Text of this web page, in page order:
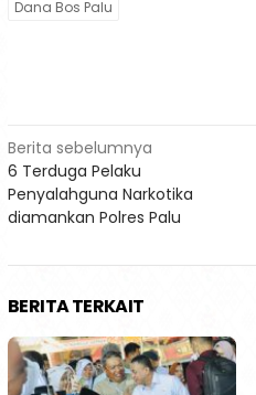
Dana Bos Palu
Navigasi
pos
Berita sebelumnya
6 Terduga Pelaku
Penyalahguna Narkotika
diamankan Polres Palu
BERITA TERKAIT